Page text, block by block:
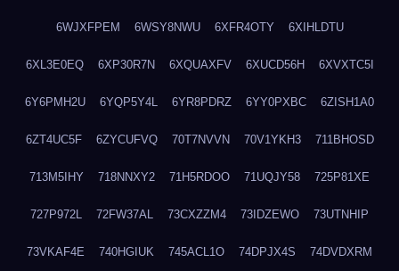
6WJXFPEM 6WSY8NWU 6XFR4OTY 6XIHLDTU
6XL3E0EQ 6XP30R7N 6XQUAXFV 6XUCD56H 6XVXTC5I
6Y6PMH2U 6YQP5Y4L 6YR8PDRZ 6YY0PXBC 6ZISH1A0
6ZT4UC5F 6ZYCUFVQ 70T7NVVN 70V1YKH3 711BHOSD
713M5IHY 718NNXY2 71H5RDOO 71UQJY58 725P81XE
727P972L 72FW37AL 73CXZZM4 73IDZEWO 73UTNHIP
73VKAF4E 740HGIUK 745ACL1O 74DPJX4S 74DVDXRM